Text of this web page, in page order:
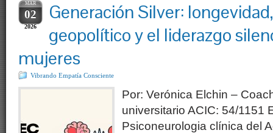
MAR
02
2026
Generación Silver:
geopolítico y el liderazgo
mujeres
Vibrando Empatía Consciente
Por: Verónica Elchin –
universitario ACIC: 54/1151
Psiconeurologia clínica del